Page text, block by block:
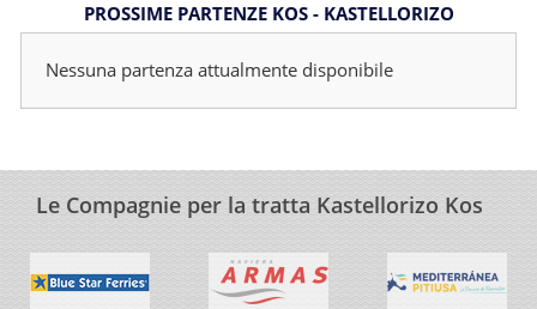
PROSSIME PARTENZE KOS - KASTELLORIZO
Nessuna partenza attualmente disponibile
Le Compagnie per la tratta Kastellorizo Kos